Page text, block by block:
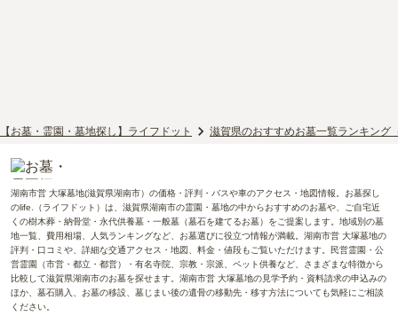
【お墓・霊園・墓地探し】ライフドット 滋賀県のおすすめお墓一覧ランキング
湖南市営 大塚墓地(滋賀県湖南市）の価格・評判・バスや車のアクセス・地図情報。お墓探し
のlife.（ライフドット）は、滋賀県湖南市の霊園・墓地の中からおすすめのお墓や、ご自宅近
くの樹木葬・納骨堂・永代供養墓・一般墓（墓石を建てるお墓）をご提案します。地域別の墓
地一覧、費用相場、人気ランキングなど、お墓選びに役立つ情報が満載。湖南市営 大塚墓地の
評判・口コミや、詳細な交通アクセス・地図、料金・値段もご覧いただけます。民営霊園・公
営霊園（市営・都立・都営）・有名寺院、宗教・宗派、ペット供養など、さまざまな特徴から
比較して滋賀県湖南市のお墓を探せます。湖南市営 大塚墓地の見学予約・資料請求の申込みの
ほか、墓石購入、お墓の移設、墓じまい後の遺骨の移動先・移す方法についても気軽にご相談
ください。